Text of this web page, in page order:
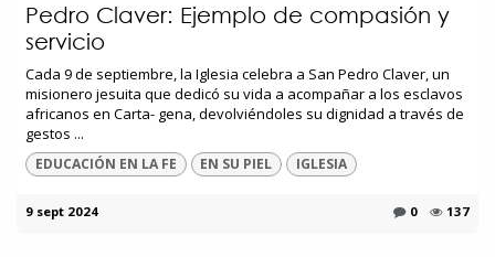
Pedro Claver: Ejemplo de compasión y
servicio
Cada 9 de septiembre, la Iglesia celebra a San Pedro Claver, un
misionero jesuita que dedicó su vida a acompañar a los esclavos
africanos en Carta- gena, devolviéndoles su dignidad a través de
gestos ...
EDUCACIÓN EN LA FE EN SU PIEL IGLESIA
9 sept 2024 0 137